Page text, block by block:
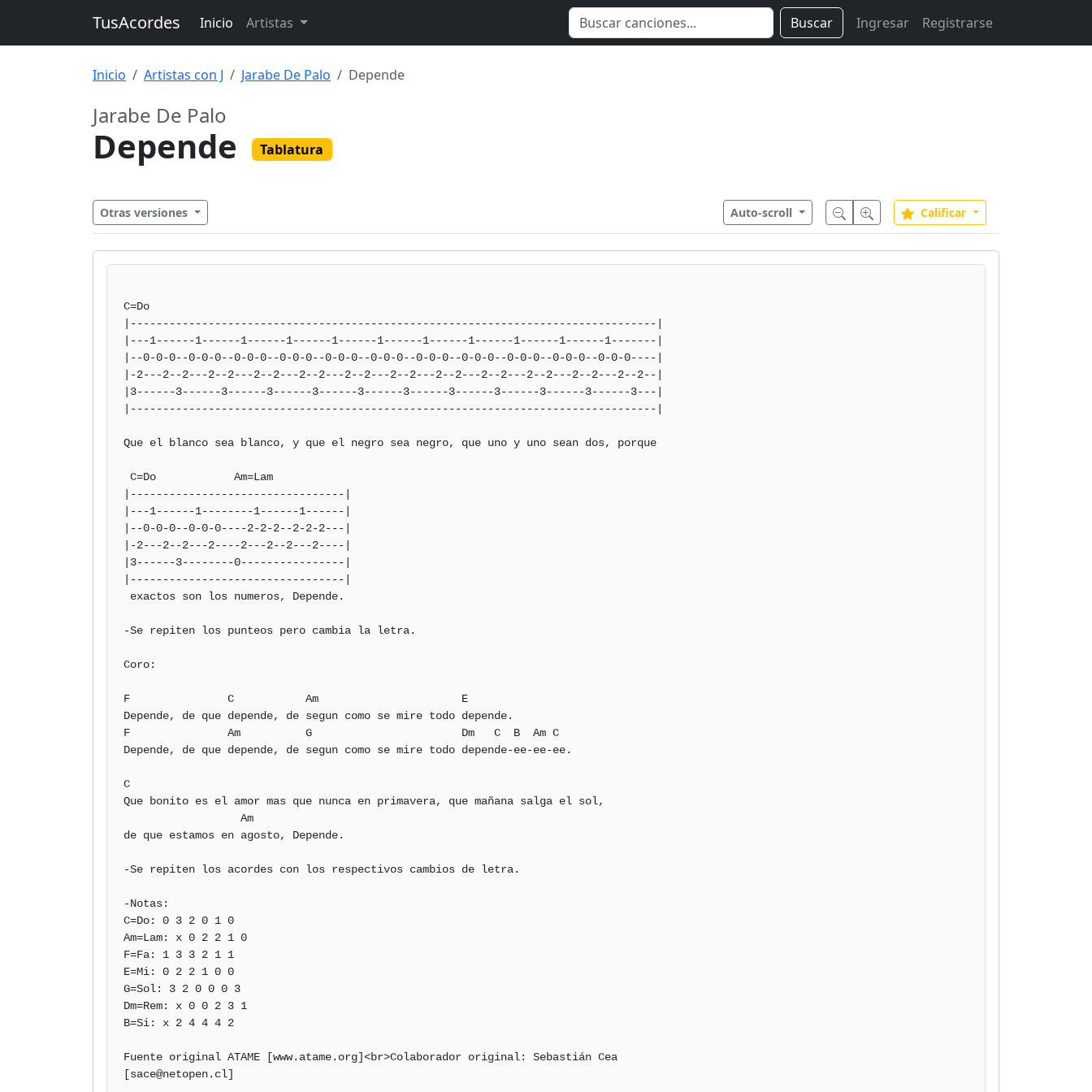
TusAcordes Inicio Artistas Buscar Ingresar Registrarse
Inicio Artistas con J Jarabe De Palo Depende
Jarabe De Palo
Depende Tablatura
Otras versiones Auto-scroll Calificar
C=Do
|---------------------------------------------------------------------------------|
|---1------1------1------1------1------1------1------1------1------1------1-------|
|--0-0-0--0-0-0--0-0-0--0-0-0--0-0-0--0-0-0--0-0-0--0-0-0--0-0-0--0-0-0--0-0-0----|
|-2---2--2---2--2---2--2---2--2---2--2---2--2---2--2---2--2---2--2---2--2---2--2--|
|3------3------3------3------3------3------3------3------3------3------3------3---|
|---------------------------------------------------------------------------------|
Que el blanco sea blanco, y que el negro sea negro, que uno y uno sean dos, porque
|---------------------------------|
|---1------1--------1------1------|
|--0-0-0--0-0-0----2-2-2--2-2-2---|
|-2---2--2---2----2---2--2---2----|
|3------3--------0----------------|
|---------------------------------|
-Se repiten los punteos pero cambia la letra.
Coro:
F               C           Am                      E
Depende, de que depende, de segun como se mire todo depende.
F               Am          G                       Dm   C  B  Am C
Depende, de que depende, de segun como se mire todo depende-ee-ee-ee.
C
Que bonito es el amor mas que nunca en primavera, que mañana salga el sol,
de que estamos en agosto, Depende.
-Se repiten los acordes con los respectivos cambios de letra.
-Notas:
C=Do: 0 3 2 0 1 0
Am=Lam: x 0 2 2 1 0
F=Fa: 1 3 3 2 1 1
E=Mi: 0 2 2 1 0 0
G=Sol: 3 2 0 0 0 3
Dm=Rem: x 0 0 2 3 1
B=Si: x 2 4 4 4 2
Fuente original ATAME [www.atame.org]<br>Colaborador original: Sebastián Cea
[sace@netopen.cl]